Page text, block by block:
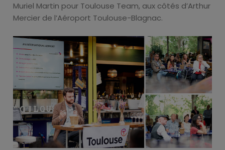
Muriel Martin pour Toulouse Team, aux côtés d’Arthur
Mercier de l’Aéroport Toulouse-Blagnac.